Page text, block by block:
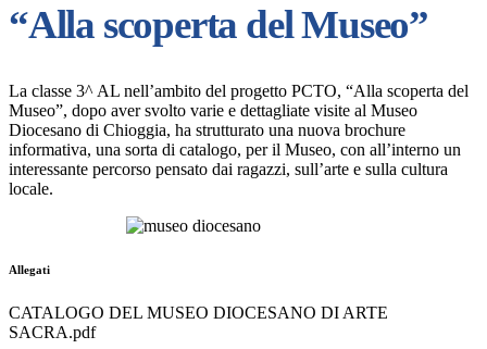
“Alla scoperta del Museo”
La classe 3^ AL nell’ambito del progetto PCTO, “Alla scoperta del
Museo”, dopo aver svolto varie e dettagliate visite al Museo
Diocesano di Chioggia, ha strutturato una nuova brochure
informativa, una sorta di catalogo, per il Museo, con all’interno un
interessante percorso pensato dai ragazzi, sull’arte e sulla cultura
locale.
Allegati
CATALOGO DEL MUSEO DIOCESANO DI ARTE
SACRA.pdf